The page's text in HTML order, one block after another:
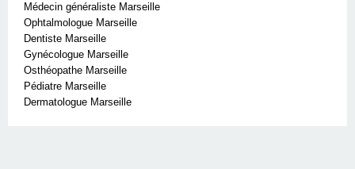
Médecin généraliste Marseille
Ophtalmologue Marseille
Dentiste Marseille
Gynécologue Marseille
Osthéopathe Marseille
Pédiatre Marseille
Dermatologue Marseille